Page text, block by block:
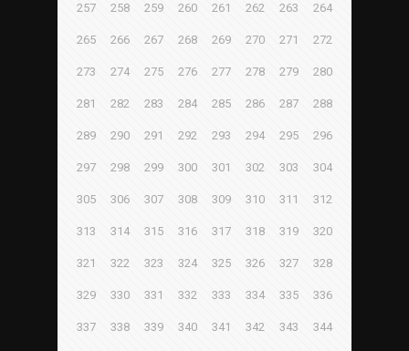
257 258 259 260 261 262 263 264
265 266 267 268 269 270 271 272
273 274 275 276 277 278 279 280
281 282 283 284 285 286 287 288
289 290 291 292 293 294 295 296
297 298 299 300 301 302 303 304
305 306 307 308 309 310 311 312
313 314 315 316 317 318 319 320
321 322 323 324 325 326 327 328
329 330 331 332 333 334 335 336
337 338 339 340 341 342 343 344